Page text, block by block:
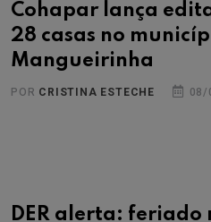
Cohapar lança
28 casas no
Mangueirinha
POR CRISTINA ESTECHE 08/
DER alerta: feriado